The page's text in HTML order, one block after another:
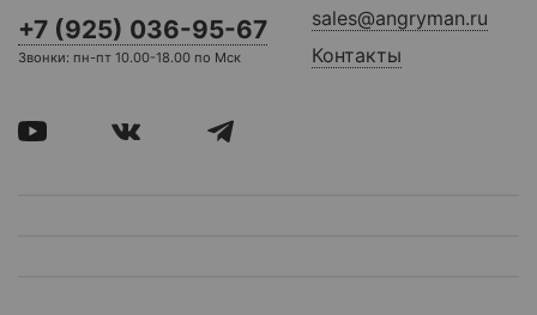
+7 (925) 036-95-67
Звонки: пн-пт 10.00-18.00 по Мск
sales@angryman.ru
Контакты